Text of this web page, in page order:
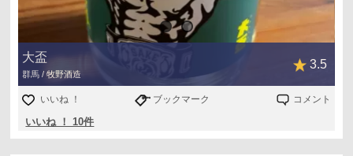
大盃
群馬 / 牧野酒造
3.5
いいね ！ ブックマーク コメント
いいね ！ 10件